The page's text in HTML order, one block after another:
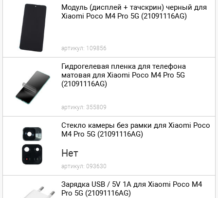
Модуль (дисплей + тачскрин) черный для
Xiaomi Poco M4 Pro 5G (21091116AG)
артикул: 109856
Гидрогелевая пленка для телефона
матовая для Xiaomi Poco M4 Pro 5G
(21091116AG)
артикул: 355809
Стекло камеры без рамки для Xiaomi Poco
M4 Pro 5G (21091116AG)
Нет
артикул: 093630
Зарядка USB / 5V 1A для Xiaomi Poco M4
Pro 5G (21091116AG)